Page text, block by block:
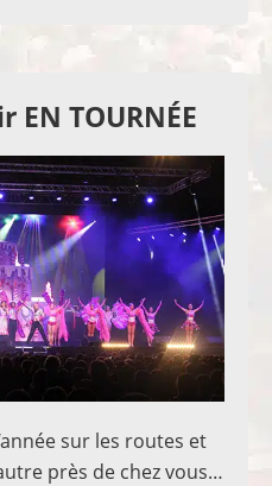
EN TOURNÉE
sur les routes et
près de chez vous…